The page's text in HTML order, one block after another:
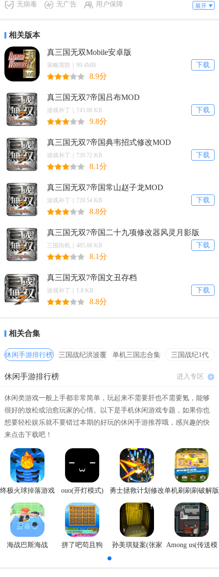
1.解压缩
2.使用texmod工具导入tpf文件(已整合在压缩包内)
注：为了保证MOD的有效性，请在使用本MOD前将配置
MOD说明
真三国无双7：帝国 森妖精妃丝袜版MOD；包含两款，一
个版本是黑色，另一个是白色，大家根据喜好选择使用。
无病毒 无广告 用户保障 展开
相关版本
真三国无双Mobile安卓版
下载
策略塔防｜99.4MB
8.9分
真三国无双7帝国吕布MOD
下载
游戏补丁｜743.88 KB
9.8分
真三国无双7帝国典韦招式修改MOD
下载
游戏补丁｜720.72 KB
8.1分
真三国无双7帝国常山赵子龙MOD
下载
游戏补丁｜720.54 KB
8.8分
真三国无双7帝国二十九项修改器风灵月影版
下载
三国街机｜485.88 KB
8.1分
真三国无双7帝国文丑存档
下载
游戏补丁｜1.8 KB
8.8分
相关合集
休闲手游排行榜
三国战纪洪波覆
单机三国志合集
三国战纪1代
休闲手游排行榜 进入专区
休闲类游戏一般上手都非常简单，玩起来不需要肝也不需要氪，能够
很好的放松或治愈玩家的心情。以下是手机休闲游戏专题，如果你也
想要轻松娱乐就不要错过本期的好玩的休闲手游推荐哦，感兴趣的快
来点击下载吧！
终极火球掉落游戏
ouo(开灯模式)
勇士拯救计划修改单机刷刷刷破解版
海战巴斯海战 拼了吧苟且狗
孙美琪疑案(张家 Among us(传送模